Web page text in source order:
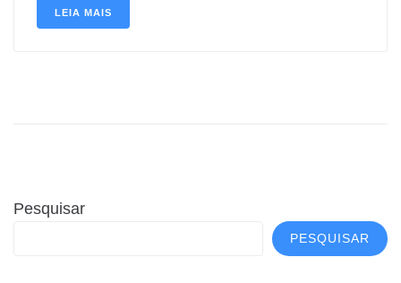
LEIA MAIS
Pesquisar
PESQUISAR